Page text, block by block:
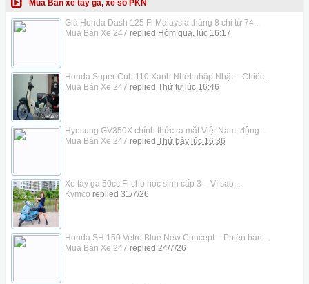
Mua Bán xe tay ga, xe số PKN
Giá Honda Dash 125 Fi Malaysia tháng 8 chỉ từ 74...
Mua Bán Xe 247 replied Hôm qua, lúc 16:17
Honda Super Cub 110 Xanh Nhớt nhập Nhật – Chiếc...
Mua Bán Xe 247 replied Thứ tư lúc 16:46
Hyosung GV350X chính thức ra mắt Việt Nam, động...
Mua Bán Xe 247 replied Thứ bảy lúc 16:36
Xe tay ga 50cc Fi cho học sinh cấp 3 – Vì sao...
Kymco replied 31/7/26
Honda SH 150 Vetro Blue New Concept – Phiên bản...
Mua Bán Xe 247 replied 24/7/26